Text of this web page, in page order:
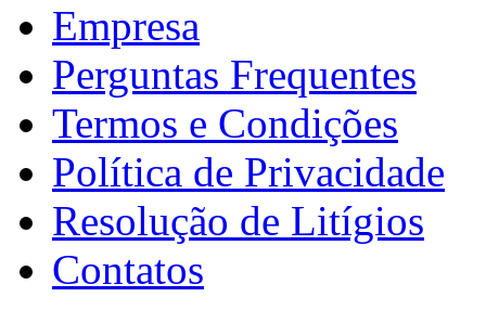
Empresa
Perguntas Frequentes
Termos e Condições
Política de Privacidade
Resolução de Litígios
Contatos